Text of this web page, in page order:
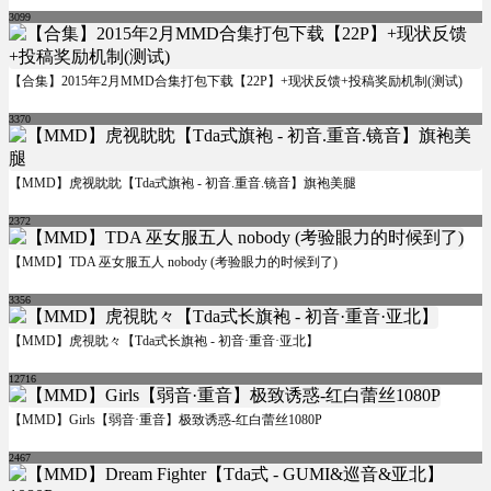
3099
【合集】2015年2月MMD合集打包下载【22P】+现状反馈+投稿奖励机制(测试)
3370
【MMD】虎视眈眈【Tda式旗袍 - 初音.重音.镜音】旗袍美腿
2372
【MMD】TDA 巫女服五人 nobody (考验眼力的时候到了)
3356
【MMD】虎視眈々【Tda式长旗袍 - 初音·重音·亚北】
12716
【MMD】Girls【弱音·重音】极致诱惑-红白蕾丝1080P
2467